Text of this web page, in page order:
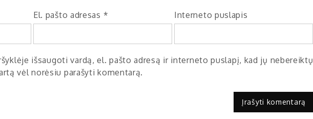
El. pašto adresas * Interneto puslapis
išsaugoti vardą, el. pašto adresą ir interneto puslapį, kad jų nebereiktų
vėl norėsiu parašyti komentarą.